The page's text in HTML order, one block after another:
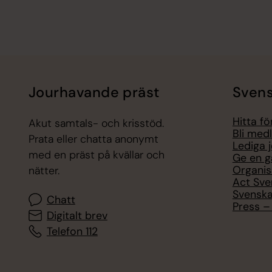
Jourhavande präst
Akut samtals- och krisstöd.
Prata eller chatta anonymt
med en präst på kvällar och
nätter.
Chatt
Digitalt brev
Telefon 112
Hitta
Bli
Lediga
Ge en
Act
Press